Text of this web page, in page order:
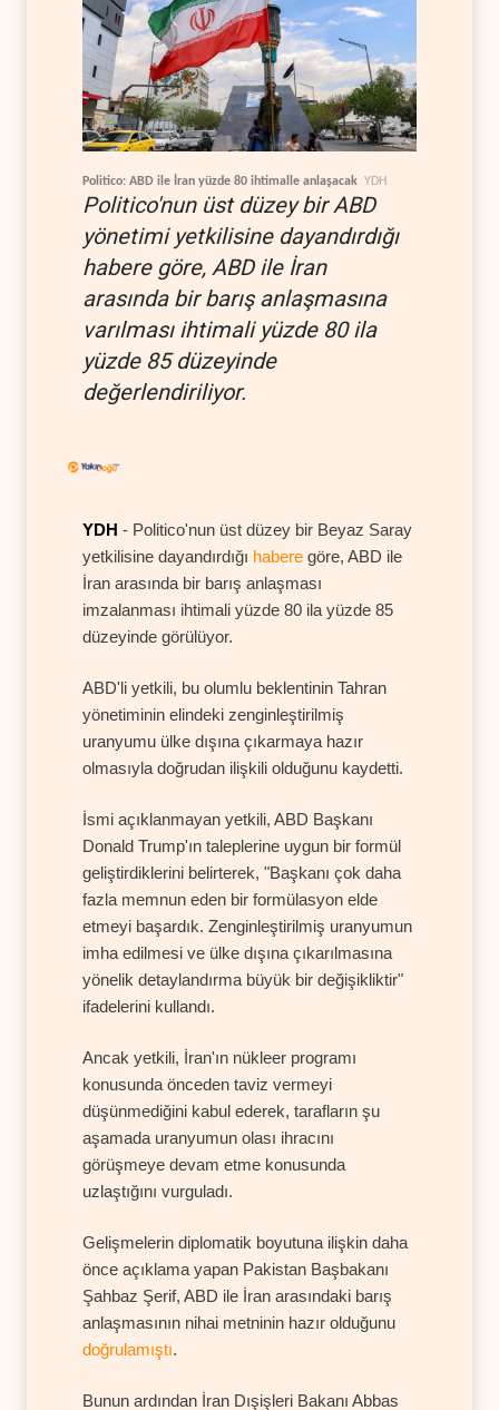
Politico: ABD ile İran yüzde 80 ihtimalle anlaşacak YDH
Politico'nun üst düzey bir ABD
yönetimi yetkilisine dayandırdığı
habere göre, ABD ile İran
arasında bir barış anlaşmasına
varılması ihtimali yüzde 80 ila
yüzde 85 düzeyinde
değerlendiriliyor.
YDH - Politico'nun üst düzey bir Beyaz Saray
yetkilisine dayandırdığı habere göre, ABD ile
İran arasında bir barış anlaşması
imzalanması ihtimali yüzde 80 ila yüzde 85
düzeyinde görülüyor.
ABD'li yetkili, bu olumlu beklentinin Tahran
yönetiminin elindeki zenginleştirilmiş
uranyumu ülke dışına çıkarmaya hazır
olmasıyla doğrudan ilişkili olduğunu kaydetti.
İsmi açıklanmayan yetkili, ABD Başkanı
Donald Trump'ın taleplerine uygun bir formül
geliştirdiklerini belirterek, "Başkanı çok daha
fazla memnun eden bir formülasyon elde
etmeyi başardık. Zenginleştirilmiş uranyumun
imha edilmesi ve ülke dışına çıkarılmasına
yönelik detaylandırma büyük bir değişikliktir"
ifadelerini kullandı.
Ancak yetkili, İran'ın nükleer programı
konusunda önceden taviz vermeyi
düşünmediğini kabul ederek, tarafların şu
aşamada uranyumun olası ihracını
görüşmeye devam etme konusunda
uzlaştığını vurguladı.
Gelişmelerin diplomatik boyutuna ilişkin daha
önce açıklama yapan Pakistan Başbakanı
Şahbaz Şerif, ABD ile İran arasındaki barış
anlaşmasının nihai metninin hazır olduğunu
doğrulamıştı.
Bunun ardından İran Dışişleri Bakanı Abbas